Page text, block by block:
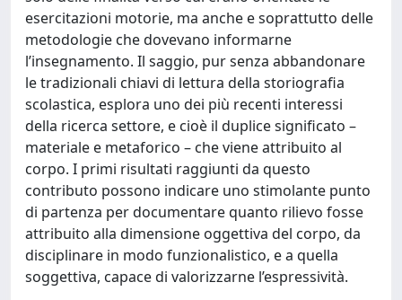
esercitazioni motorie, ma anche e soprattutto delle
metodologie che dovevano informarne
l’insegnamento. Il saggio, pur senza abbandonare
le tradizionali chiavi di lettura della storiografia
scolastica, esplora uno dei più recenti interessi
della ricerca settore, e cioè il duplice significato –
materiale e metaforico – che viene attribuito al
corpo. I primi risultati raggiunti da questo
contributo possono indicare uno stimolante punto
di partenza per documentare quanto rilievo fosse
attribuito alla dimensione oggettiva del corpo, da
disciplinare in modo funzionalistico, e a quella
soggettiva, capace di valorizzarne l’espressività.